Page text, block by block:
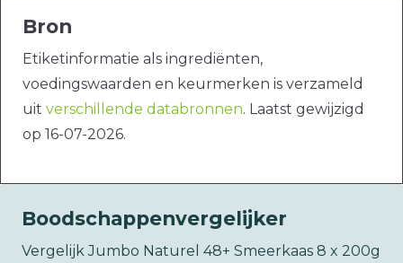
Bron
Etiketinformatie als ingrediënten,
voedingswaarden en keurmerken is verzameld
uit verschillende databronnen. Laatst gewijzigd
op 16-07-2026.
Boodschappenvergelijker
Vergelijk Jumbo Naturel 48+ Smeerkaas 8 x 200g